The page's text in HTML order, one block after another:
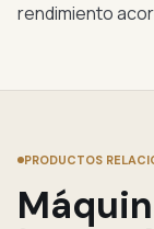
rendimiento
PRODUCTOS